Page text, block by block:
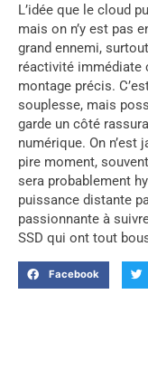
L’idée que le cloud
mais on n’y est pas
grand ennemi,
réactivité immédiate
montage précis.
souplesse, mais
garde un côté
numérique. On n’est
pire moment,
sera probablement
puissance distante
passionnante à
SSD qui ont tout
Facebook